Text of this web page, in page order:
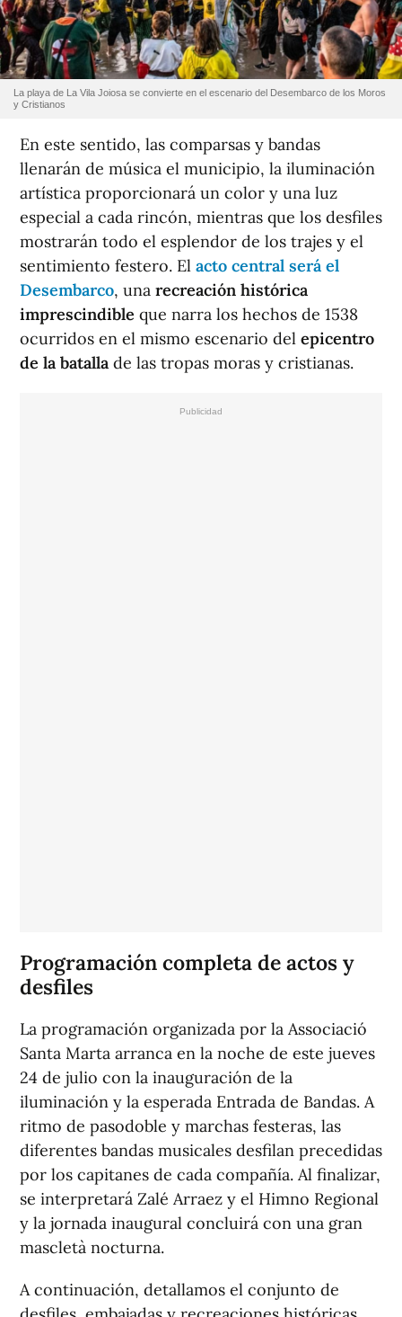
La playa de La Vila Joiosa se convierte en el escenario del Desembarco de los Moros
y Cristianos
En este sentido, las comparsas y bandas
llenarán de música el municipio, la iluminación
artística proporcionará un color y una luz
especial a cada rincón, mientras que los desfiles
mostrarán todo el esplendor de los trajes y el
sentimiento festero. El acto central será el
Desembarco, una recreación histórica
imprescindible que narra los hechos de 1538
ocurridos en el mismo escenario del epicentro
de la batalla de las tropas moras y cristianas.
Programación completa de actos y
desfiles
La programación organizada por la Associació
Santa Marta arranca en la noche de este jueves
24 de julio con la inauguración de la
iluminación y la esperada Entrada de Bandas. A
ritmo de pasodoble y marchas festeras, las
diferentes bandas musicales desfilan precedidas
por los capitanes de cada compañía. Al finalizar,
se interpretará Zalé Arraez y el Himno Regional
y la jornada inaugural concluirá con una gran
mascletà nocturna.
A continuación, detallamos el conjunto de